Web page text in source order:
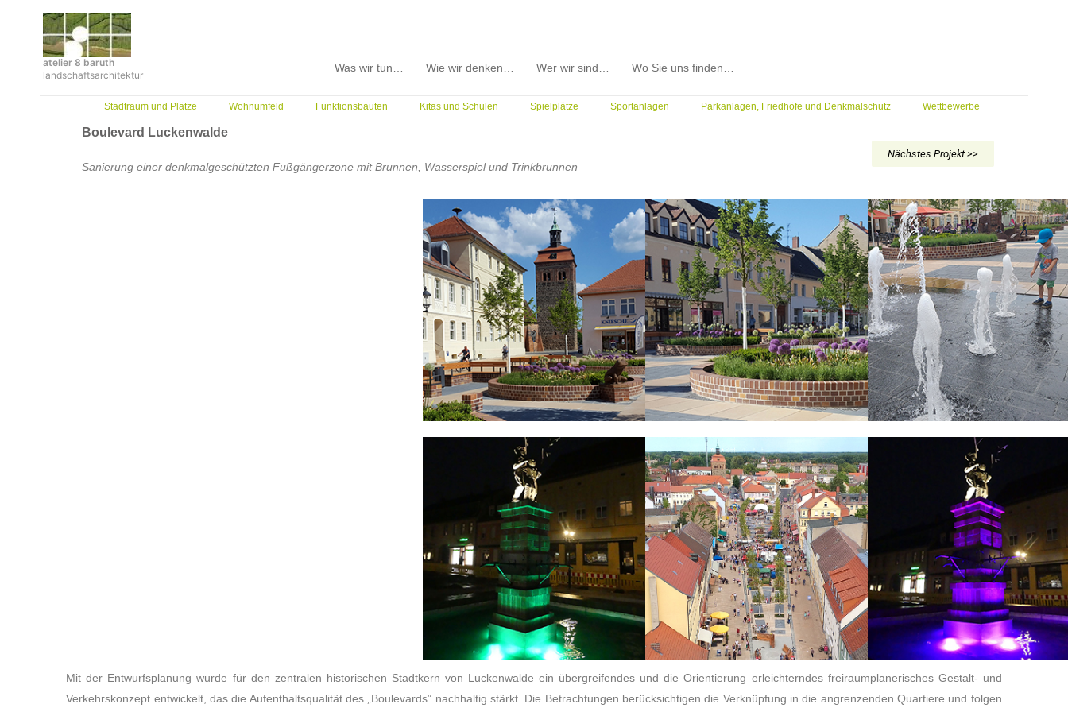
springen
atelier 8 baruth
landschaftsarchitektur
Was wir tun… Wie wir denken… Wer wir sind… Wo Sie uns finden…
Stadtraum und Plätze Wohnumfeld Funktionsbauten Kitas und Schulen Spielplätze Sportanlagen Parkanlagen, Friedhöfe und Denkmalschutz Wettbewerbe
Boulevard Luckenwalde
Sanierung einer denkmalgeschützten Fußgängerzone mit Brunnen, Wasserspiel und Trinkbrunnen
Nächstes Projekt >>
Mit der Entwurfsplanung wurde für den zentralen historischen Stadtkern von Luckenwalde ein übergreifendes und die Orientierung erleichterndes freiraumplanerisches Gestalt- und
Verkehrskonzept entwickelt, das die Aufenthaltsqualität des „Boulevards” nachhaltig stärkt. Die Betrachtungen berücksichtigen die Verknüpfung in die angrenzenden Quartiere und folgen